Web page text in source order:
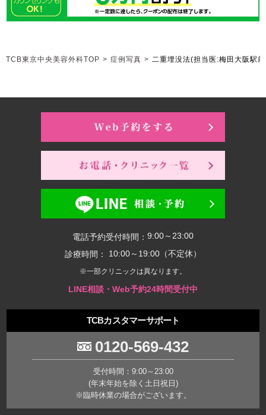
TCB東京中央美容外科TOP > 症例写真 > 二重埋没法(担当医:梅田大阪駅
電話予約受付時間： 9:00～23:00
診療時間：
10:00～19:00（不定休）
※一部クリニックは異なります。
LINE相談・Web予約24時間受付中
TCBカスタマーサポート
0120-569-432
受付時間：9:00～23:00
(年末年始を除く土日祝日)
※臨時休業の場合がございます。